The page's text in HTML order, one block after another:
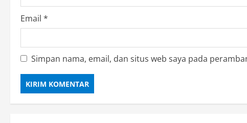
Email *
Simpan nama, email, dan situs web saya pada